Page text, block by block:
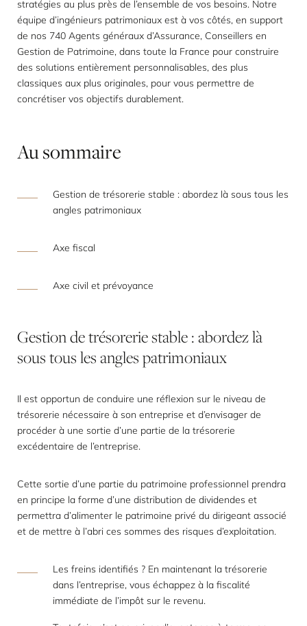
stratégies au plus près de l’ensemble de vos besoins. Notre
équipe d’ingénieurs patrimoniaux est à vos côtés, en support
de nos 740 Agents généraux d’Assurance, Conseillers en
Gestion de Patrimoine, dans toute la France pour construire
des solutions entièrement personnalisables, des plus
classiques aux plus originales, pour vous permettre de
concrétiser vos objectifs durablement.
Ausommaire
Gestion de trésorerie stable : abordez là sous tous les
angles patrimoniaux
Axe fiscal
Axe civil et prévoyance
Gestiondetrésoreriestable:abordezlà
soustouslesanglespatrimoniaux
Il est opportun de conduire une réflexion sur le niveau de
trésorerie nécessaire à son entreprise et d’envisager de
procéder à une sortie d’une partie de la trésorerie
excédentaire de l’entreprise.
Cette sortie d’une partie du patrimoine professionnel prendra
en principe la forme d’une distribution de dividendes et
permettra d’alimenter le patrimoine privé du dirigeant associé
et de mettre à l’abri ces sommes des risques d’exploitation.
Les freins identifiés ? En maintenant la trésorerie
dans l’entreprise, vous échappez à la fiscalité
immédiate de l’impôt sur le revenu.